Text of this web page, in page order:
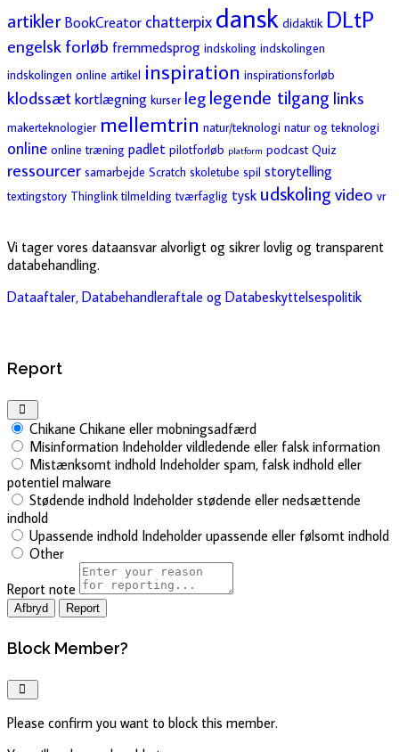
artikler BookCreator chatterpix dansk didaktik DLtP
engelsk forløb fremmedsprog indskoling indskolingen
indskolingen online artikel inspiration inspirationsforløb
klodssætkortlægning kurser leg legende tilgang links
makerteknologier mellemtrin natur/teknologi natur og teknologi
online online træning padlet pilotforløb platform podcast Quiz
ressourcer samarbejde Scratch skoletube spil storytelling
textingstory Thinglink tilmelding tværfaglig tysk udskoling video vr
Vi tager vores dataansvar alvorligt og sikrer lovlig og transparent
databehandling.
Dataaftaler, Databehandleraftale og Databeskyttelsespolitik
Report
Chikane Chikane eller mobningsadfærd
Misinformation Indeholder vildledende eller falsk information
Mistænksomt indhold Indeholder spam, falsk indhold eller
potentiel malware
Stødende indhold Indeholder stødende eller nedsættende
indhold
Upassende indhold Indeholder upassende eller følsomt indhold
Other
Report note
Report
Block Member?
Please confirm you want to block this member.